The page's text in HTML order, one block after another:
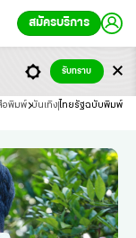
สมัครบริการ
อพิมพ์ บันเทิง ไทยรัฐฉบับพิมพ์
รับทราบ